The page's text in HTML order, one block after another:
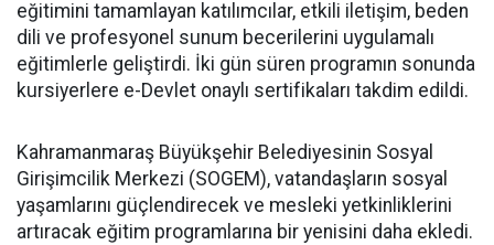
eğitimini tamamlayan katılımcılar, etkili iletişim, beden
dili ve profesyonel sunum becerilerini uygulamalı
eğitimlerle geliştirdi. İki gün süren programın sonunda
kursiyerlere e-Devlet onaylı sertifikaları takdim edildi.
Kahramanmaraş Büyükşehir Belediyesinin Sosyal
Girişimcilik Merkezi (SOGEM), vatandaşların sosyal
yaşamlarını güçlendirecek ve mesleki yetkinliklerini
artıracak eğitim programlarına bir yenisini daha ekledi.